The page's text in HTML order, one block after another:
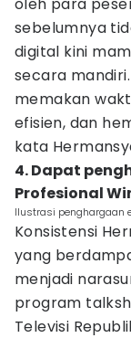
sebelumnya
digital kini
secara
memakan
efisien, dan
kata
4. Dapat
Profesional
Ilustrasi penghargaan
Konsistensi
yang
menjadi
program
Televisi